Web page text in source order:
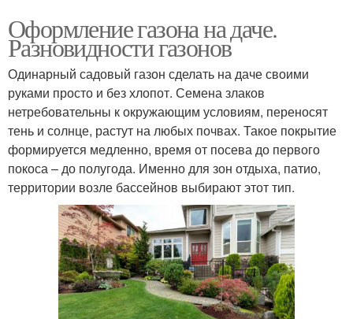
Оформление газона на даче.
Разновидности газонов
Одинарный садовый газон сделать на даче своими
руками просто и без хлопот. Семена злаков
нетребовательны к окружающим условиям, переносят
тень и солнце, растут на любых почвах. Такое покрытие
формируется медленно, время от посева до первого
покоса – до полугода. Именно для зон отдыха, патио,
территории возле бассейнов выбирают этот тип.